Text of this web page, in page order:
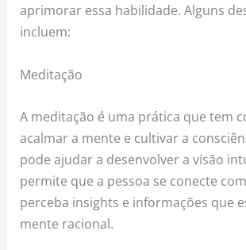
aprimorar essa habilidade. Alguns
incluem:
Meditação
A meditação é uma prática que tem
acalmar a mente e cultivar a
pode ajudar a desenvolver a visão
permite que a pessoa se conecte
perceba insights e informações que
mente racional.